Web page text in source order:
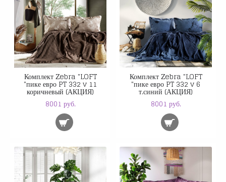
Комплект Zebra "LOFT
"пике евро PT 332 v 11
коричневый (АКЦИЯ)
8001 руб.
Комплект Zebra "LOFT
"пике евро PT 332 v 6
т.синий (АКЦИЯ)
8001 руб.